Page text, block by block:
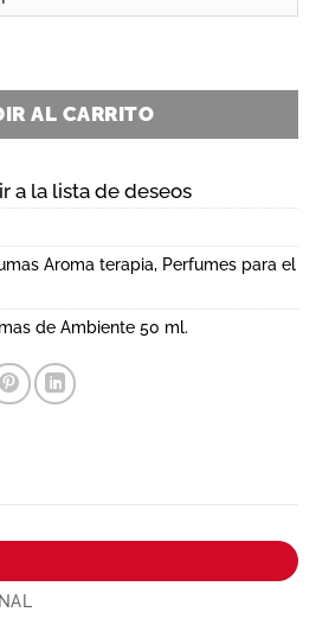
AL CARRITO
a la lista de deseos
Aroma terapia, Perfumes para el
de Ambiente 50 ml.